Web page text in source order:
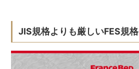
JIS規格よりも厳しいFES規格